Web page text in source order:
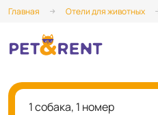
Главная Отели для животных
1 собака, 1 номер